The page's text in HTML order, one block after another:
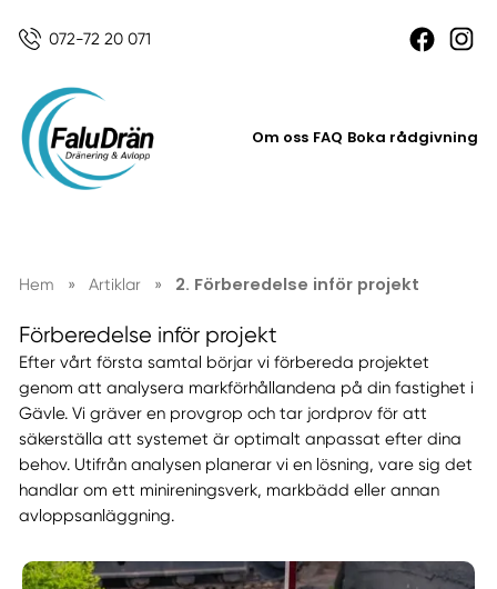
072-72 20 071
Om oss FAQ Boka rådgivning
Hem » Artiklar » 2. Förberedelse inför projekt
Förberedelse inför projekt
Efter vårt första samtal börjar vi förbereda projektet
genom att analysera markförhållandena på din fastighet i
Gävle. Vi gräver en provgrop och tar jordprov för att
säkerställa att systemet är optimalt anpassat efter dina
behov. Utifrån analysen planerar vi en lösning, vare sig det
handlar om ett minireningsverk, markbädd eller annan
avloppsanläggning.